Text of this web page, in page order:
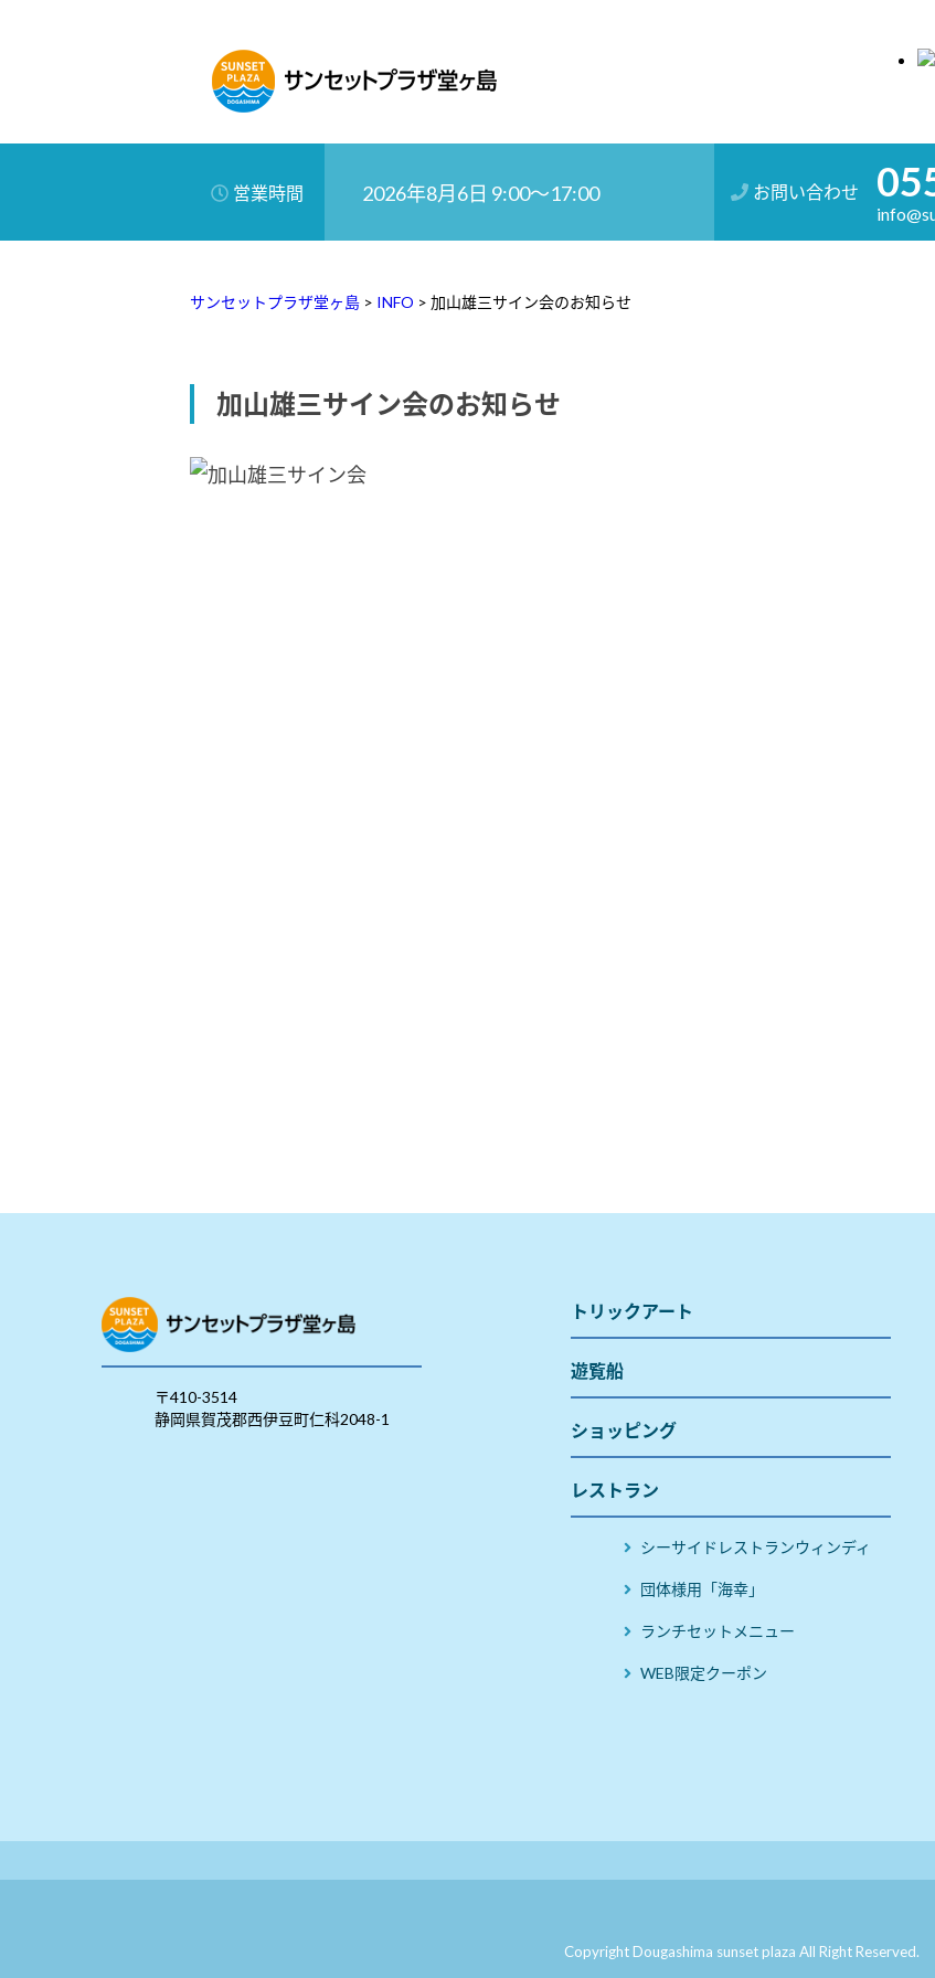
営業時間 2026年8月6日 9:00～17:00 お問い合わせ
サンセットプラザ堂ヶ島 > INFO > 加山雄三サイン会のお知らせ
加山雄三サイン会のお知らせ
〒410-3514
静岡県賀茂郡西伊豆町仁科2048-1
トリックアート
遊覧船
ショッピング
レストラン
シーサイドレストランウィンディ
団体様用「海幸」
ランチセットメニュー
WEB限定クーポン
Copyright Dougashima sunset plaza All Right Reserved.